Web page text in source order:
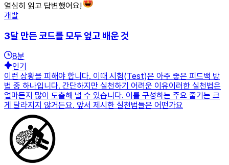
열심히 읽고 답변했어요!
개발
3달 만든 코드를 모두 엎고 배운 것
8분
인기
이런 상황을 피해야 합니다. 이때 시험(Test)은 아주 좋은 피드백 방
법 중 하나입니다. 간단하지만 실천하기 어려운 이유이러한 실천법은
얼마든지 많이 도출해 낼 수 있습니다. 이를 구성하는 주요 줄기는 크
게 달라지지 않거든요. 앞서 제시한 실천법들은 어떤가요